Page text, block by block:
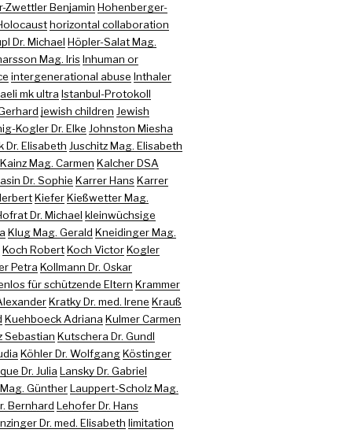
Zwettler Benjamin Hohenberger-
horizontal collaboration
Dr. Michael Höpler-Salat Mag.
Mag. Iris Inhuman or
intergenerational abuse Inthaler
mk ultra Istanbul-Protokoll
jewish children Jewish
Kogler Dr. Elke Johnston Miesha
Dr. Elisabeth Juschitz Mag. Elisabeth
Kainz Mag. Carmen Kalcher DSA
Dr. Sophie Karrer Hans Karrer
Kiefer Kießwetter Mag.
Dr. Michael kleinwüchsige
Klug Mag. Gerald Kneidinger Mag.
Koch Robert Koch Victor Kogler
Petra Kollmann Dr. Oskar
für schützende Eltern Krammer
Kratky Dr. med. Irene Krauß
Kuehboeck Adriana Kulmer Carmen
Sebastian Kutschera Dr. Gundl
Köhler Dr. Wolfgang Köstinger
Dr. Julia Lansky Dr. Gabriel
Günther Lauppert-Scholz Mag.
Bernhard Lehofer Dr. Hans
Dr. med. Elisabeth limitation